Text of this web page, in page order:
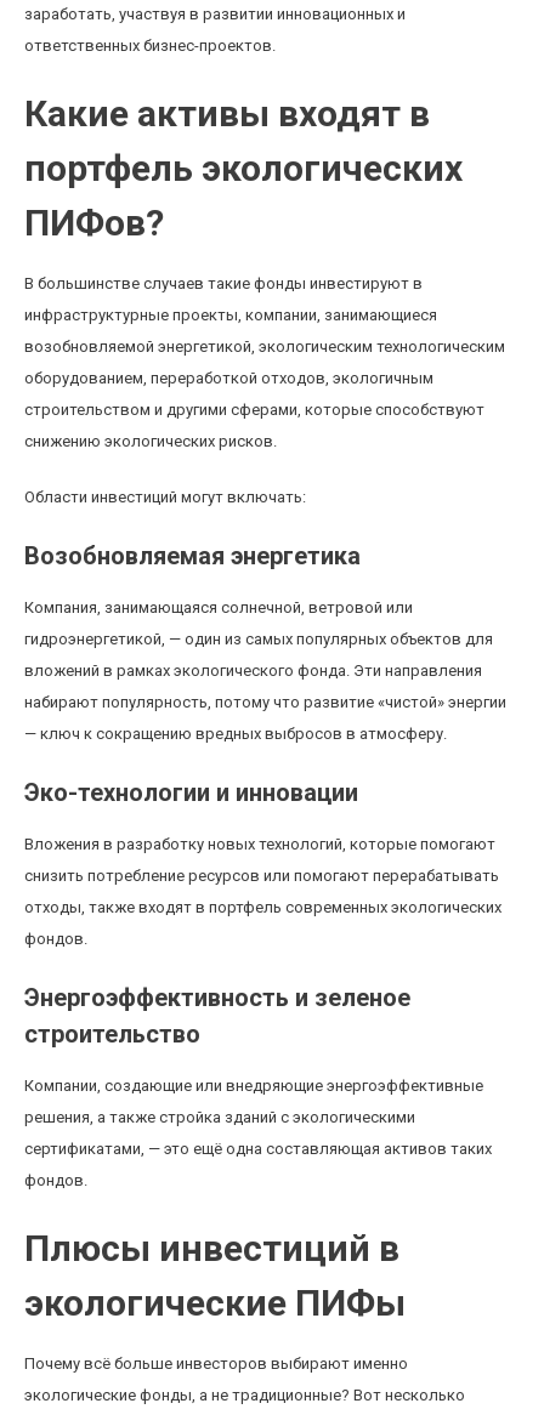
заработать, участвуя в развитии инновационных и
ответственных бизнес-проектов.
Какие активы входят в
портфель экологических
ПИФов?
В большинстве случаев такие фонды инвестируют в
инфраструктурные проекты, компании, занимающиеся
возобновляемой энергетикой, экологическим технологическим
оборудованием, переработкой отходов, экологичным
строительством и другими сферами, которые способствуют
снижению экологических рисков.
Области инвестиций могут включать:
Возобновляемая энергетика
Компания, занимающаяся солнечной, ветровой или
гидроэнергетикой, — один из самых популярных объектов для
вложений в рамках экологического фонда. Эти направления
набирают популярность, потому что развитие «чистой» энергии
— ключ к сокращению вредных выбросов в атмосферу.
Эко-технологии и инновации
Вложения в разработку новых технологий, которые помогают
снизить потребление ресурсов или помогают перерабатывать
отходы, также входят в портфель современных экологических
фондов.
Энергоэффективность и зеленое
строительство
Компании, создающие или внедряющие энергоэффективные
решения, а также стройка зданий с экологическими
сертификатами, — это ещё одна составляющая активов таких
фондов.
Плюсы инвестиций в
экологические ПИФы
Почему всё больше инвесторов выбирают именно
экологические фонды, а не традиционные? Вот несколько